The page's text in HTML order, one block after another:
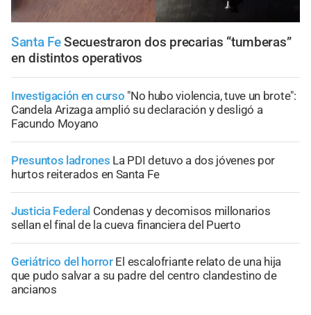
Santa Fe Secuestraron dos precarias “tumberas”
en distintos operativos
Investigación en curso "No hubo violencia, tuve un brote":
Candela Arizaga amplió su declaración y desligó a
Facundo Moyano
Presuntos ladrones La PDI detuvo a dos jóvenes por
hurtos reiterados en Santa Fe
Justicia Federal Condenas y decomisos millonarios
sellan el final de la cueva financiera del Puerto
Geriátrico del horror El escalofriante relato de una hija
que pudo salvar a su padre del centro clandestino de
ancianos